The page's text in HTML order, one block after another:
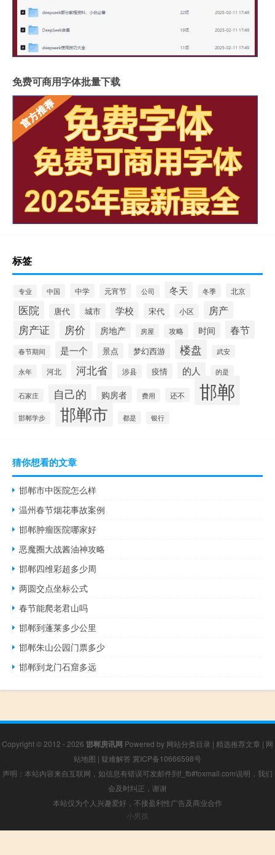
免费可商用字体批量下载
标签
专业 中国 中学 元宵节 公司 冬天 冬季 北京
医院 唐代 城市 学校 宋代 小区 房产
房产证 房价 房地产 房屋 攻略 时间 春节
春节期间 是一个 景点 梦幻西游 楼盘 武安
永年 河北 河北省 涉县 疫情 的人 的是
石家庄 自己的 购房者 费用 还不 邯郸
邯郸学步 邯郸市 都是 银行
猜你想看的文章
邯郸市中医院怎么样
温州春节烟花事故案例
邯郸肿瘤医院哪家好
恶魔圈大战酱油神攻略
邯郸四维彩超多少周
两圆交点坐标公式
春节能爬老君山吗
邯郸到蓬莱多少公里
邯郸朱山公园门票多少
邯郸到龙门石窟多远
Copyright © 2012 - 2026 邯郸房讯网 Powered by 网站分类目录 | 精选推荐文章 | 网
站地图 | 疑难解答 冀ICP备10666598号
声明：本站内容来自互联网，如信息有错误可发邮件到f_fb#foxmail.com说明，我们
会及时纠正，谢谢
本站仅为个人兴趣爱好，不接盈利性广告及商业合作
小男孩